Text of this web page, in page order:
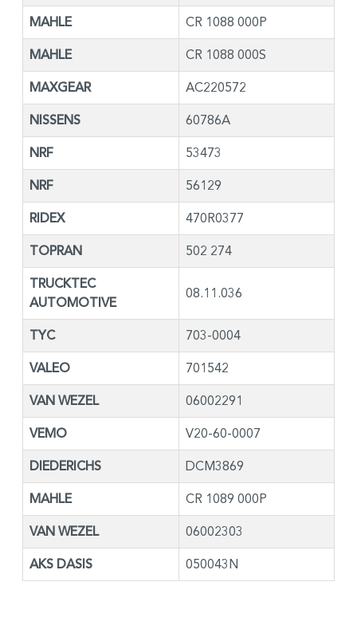
MAHLE CR 1088 000P
MAHLE CR 1088 000S
MAXGEAR AC220572
NISSENS 60786A
NRF 53473
NRF 56129
RIDEX 470R0377
TOPRAN 502 274
TRUCKTEC
AUTOMOTIVE
08.11.036
TYC 703-0004
VALEO 701542
VAN WEZEL 06002291
VEMO V20-60-0007
DIEDERICHS DCM3869
MAHLE CR 1089 000P
VAN WEZEL 06002303
AKS DASIS 050043N